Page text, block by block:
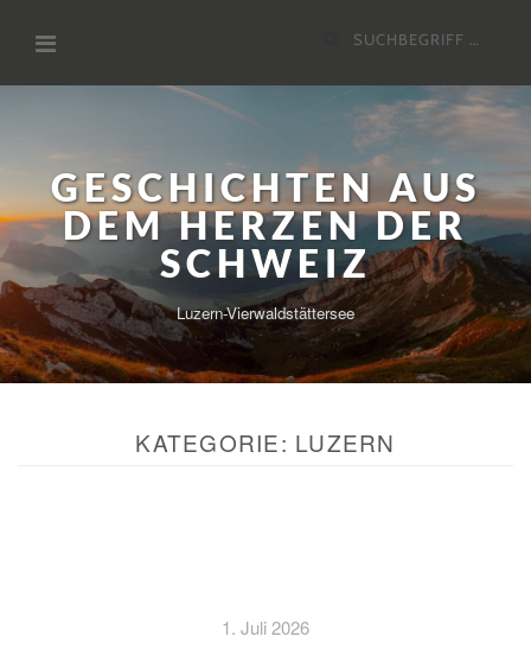
Inhalt
Suchen
GESCHICHTEN AUS
DEM HERZEN DER
SCHWEIZ
Luzern-Vierwaldstättersee
KATEGORIE: LUZERN
1. Juli 2026